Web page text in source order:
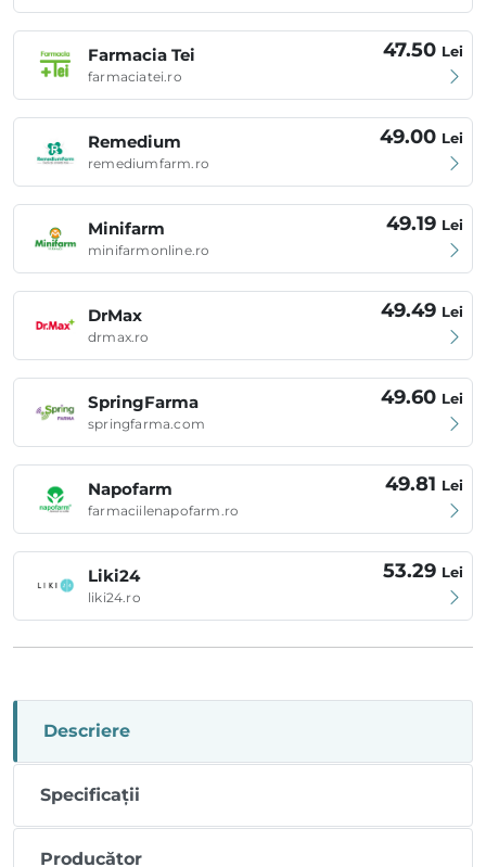
Farmacia Tei
farmaciatei.ro
47.50 Lei
Remedium
remediumfarm.ro
49.00 Lei
Minifarm
minifarmonline.ro
49.19 Lei
DrMax
drmax.ro
49.49 Lei
SpringFarma
springfarma.com
49.60 Lei
Napofarm
farmaciilenapofarm.ro
49.81 Lei
Liki24
liki24.ro
53.29 Lei
Descriere
Specificații
Producător